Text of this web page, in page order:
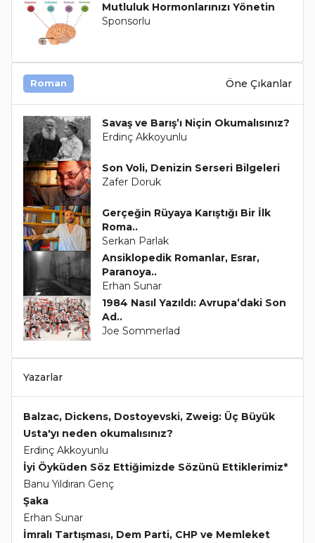
Mutluluk Hormonlarınızı Yönetin
Sponsorlu
Roman Öne Çıkanlar
Savaş ve Barış’ı Niçin Okumalısınız?
Erdinç Akkoyunlu
Son Voli, Denizin Serseri Bilgeleri
Zafer Doruk
Gerçeğin Rüyaya Karıştığı Bir İlk
Roma..
Serkan Parlak
Ansiklopedik Romanlar, Esrar,
Paranoya..
Erhan Sunar
1984 Nasıl Yazıldı: Avrupa’daki Son
Ad..
Joe Sommerlad
Yazarlar
Balzac, Dickens, Dostoyevski, Zweig: Üç Büyük
Usta'yı neden okumalısınız?
Erdinç Akkoyunlu
İyi Öyküden Söz Ettiğimizde Sözünü Ettiklerimiz*
Banu Yıldıran Genç
Şaka
Erhan Sunar
İmralı Tartışması, Dem Parti, CHP ve Memleket